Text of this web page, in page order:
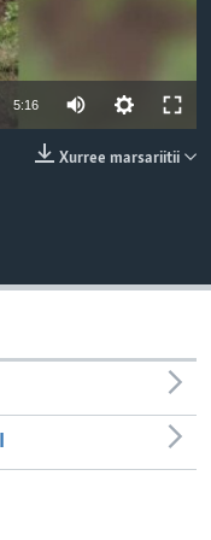
5:16
Xurree marsariitii